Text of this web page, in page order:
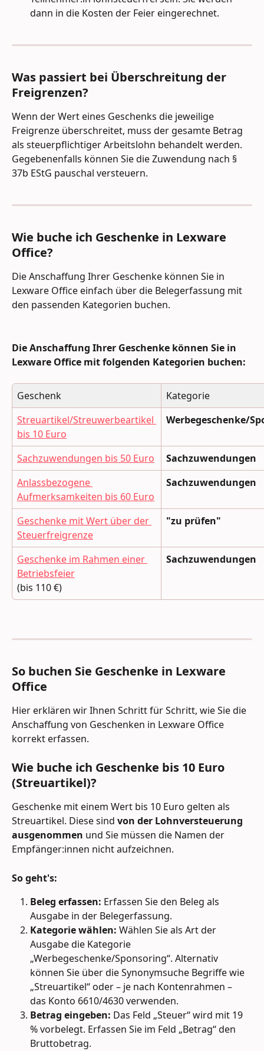
dann in die Kosten der Feier eingerechnet.
Was passiert bei Überschreitung der
Freigrenzen?
Wenn der Wert eines Geschenks die jeweilige
Freigrenze überschreitet, muss der gesamte Betrag
als steuerpflichtiger Arbeitslohn behandelt werden.
Gegebenenfalls können Sie die Zuwendung nach §
37b EStG pauschal versteuern.
Wie buche ich Geschenke in Lexware
Office?
Die Anschaffung Ihrer Geschenke können Sie in
Lexware Office einfach über die Belegerfassung mit
den passenden Kategorien buchen.
Die Anschaffung Ihrer Geschenke können Sie in
Lexware Office mit folgenden Kategorien buchen:
Geschenk
Kategorie
Streuartikel/Streuwerbeartikel
bis 10 Euro
Werbegeschenke/
Sachzuwendungen bis 50 Euro
Sachzuwendungen
Anlassbezogene
Aufmerksamkeiten bis 60 Euro
Sachzuwendungen
Geschenke mit Wert über der
Steuerfreigrenze
"zu prüfen"
Geschenke im Rahmen einer
Betriebsfeier
(bis 110 €)
Sachzuwendungen
So buchen Sie Geschenke in Lexware
Office
Hier erklären wir Ihnen Schritt für Schritt, wie Sie die
Anschaffung von Geschenken in Lexware Office
korrekt erfassen.
Wie buche ich Geschenke bis 10 Euro
(Streuartikel)?
Geschenke mit einem Wert bis 10 Euro gelten als
Streuartikel. Diese sind von der Lohnversteuerung
ausgenommen und Sie müssen die Namen der
Empfänger:innen nicht aufzeichnen.
So geht's:
Beleg erfassen: Erfassen Sie den Beleg als
Ausgabe in der Belegerfassung.
Kategorie wählen: Wählen Sie als Art der
Ausgabe die Kategorie
„Werbegeschenke/Sponsoring“. Alternativ
können Sie über die Synonymsuche Begriffe wie
„Streuartikel“ oder – je nach Kontenrahmen –
das Konto 6610/4630 verwenden.
Betrag eingeben: Das Feld „Steuer“ wird mit 19
% vorbelegt. Erfassen Sie im Feld „Betrag“ den
Bruttobetrag.